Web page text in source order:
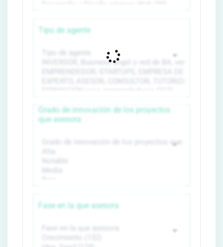
Tipo de agente
Grado de innovación de los proyectos
que asesora
Fase en la que asesora